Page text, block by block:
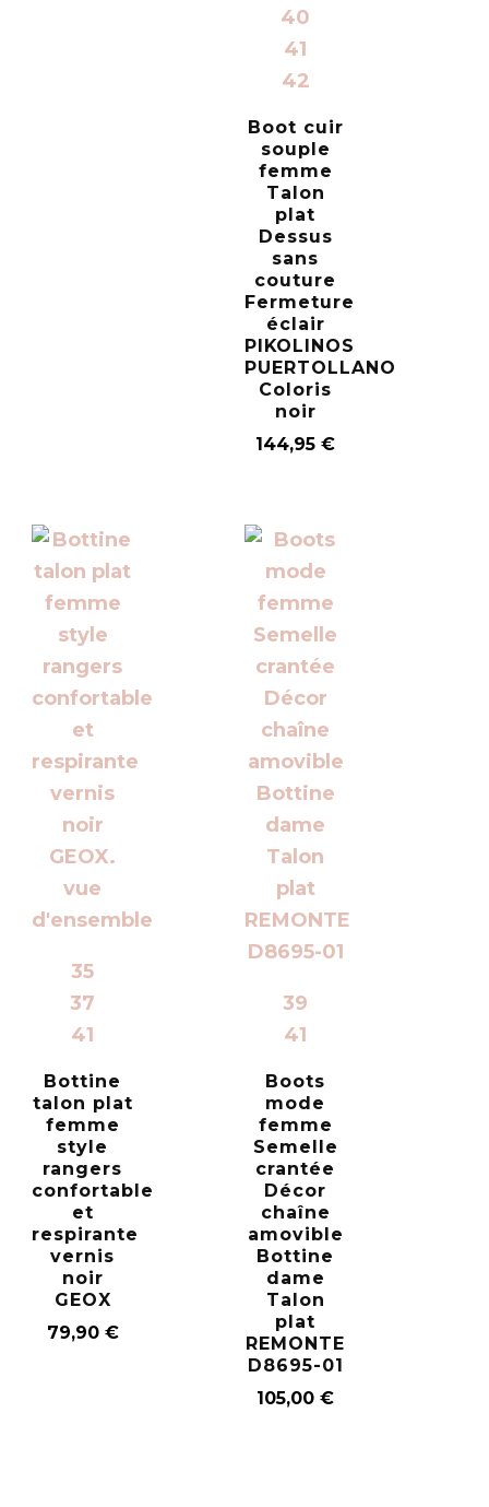
40
41
42
Boot cuir
souple
femme
Talon
plat
Dessus
sans
couture
Fermeture
éclair
PIKOLINOS
PUERTOLLANO
Coloris
noir
144,95€
35
37
41
Bottine
talon plat
femme
style
rangers
confortable
et
respirante
vernis
noir
GEOX
79,90 €
39
41
Boots
mode
femme
Semelle
crantée
Décor
chaîne
amovible
Bottine
dame
Talon
plat
REMONTE
D8695-01
105,00€